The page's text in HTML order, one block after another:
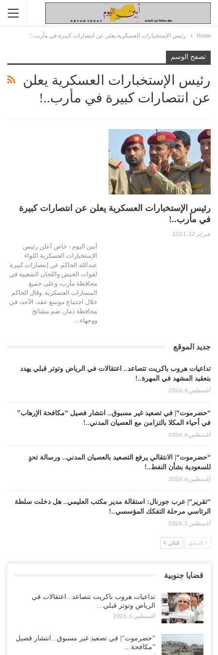
Home رئيس الإستخبارات العسكرية يعلن عن انتصارات كبيرة في مأرب..!
تصفح الوسم
رئيس الإستخبارات العسكرية يعلن
عن انتصارات كبيرة في مأرب..!
رئيس الإستخبارات العسكرية يعلن عن انتصارات كبيرة
في مأرب..!
فبراير 22, 2021
أبين اليوم - خاص أعلن رئيس
الإستخبارات العسكرية اللواء
عبدالله الحاكم عن إنتصارات كبيرة
لقوات الجيش واللجان الشعبية في
محافظة مأرب، وعلى جميع
المسارات العسكرية. وقال الحاكم
خلال اجتماع موسع عقد، الأحد، في
محافظة ذمار، ضم مشائخ
ووجهاء…
جديد الموقع
تداعيات هروب باكريت تتصاعد.. اعتقالات في الرياض وتوتر قبلي يهدد
بتعقيد المشهد في المهرة..!
أغسطس 6, 2026
“حضرموت“| في تصعيد غير مسبوق.. انتشار فصيل “مكافحة الإرهاب”
في أحياء المكلا بالتزامن مع العصيان المدني..!
أغسطس 6, 2026
“حضرموت“| الانتقالي يرفع التصعيد بالعصيان المدني.. ورسالة تحدٍ
للسعودية بشأن النفط..!
أغسطس 6, 2026
“تقرير“| عرب جورنال: استقالة مدير مكتب العليمي.. هل دخلت سلطة
الرئاسي مرحلة التفكك المؤسسي..!
أغسطس 5, 2026
حضرموت على حافة الانفجار.. اشتباكات قبلية مع فصائل سعودية
الوطن” تبدأ الانتشار..!
أغسطس 5, 2026
خلافات الرواتب تشعل مواجهة داخل معسكر التحالف… والإصلاح يصعّد
في جبهات مأرب وتعز والضالع..!
السابق التالي
قضايا جنوبية
تداعيات هروب باكريت تتصاعد.. اعتقالات في
الرياض وتوتر قبلي…
أغسطس 6, 2026
“حضرموت“| في تصعيد غير مسبوق.. انتشار فصيل
“مكافحة…